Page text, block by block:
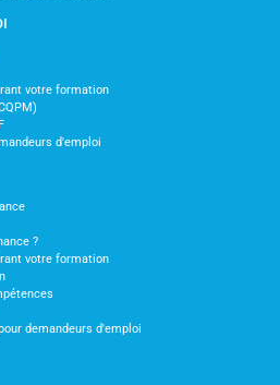
votre formation
d'emploi
?
votre formation
demandeurs d'emploi